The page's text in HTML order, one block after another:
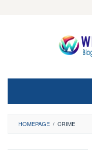
HOMEPAGE / CRIME